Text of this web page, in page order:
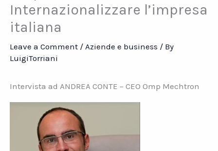
Internazionalizzare l’impresa
italiana
Leave a Comment / Aziende e business / By
LuigiTorriani
Intervista ad ANDREA CONTE – CEO Omp Mechtron